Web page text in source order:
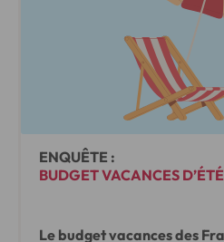
ENQUÊTE :
BUDGET VACANCES
Le budget vacances des